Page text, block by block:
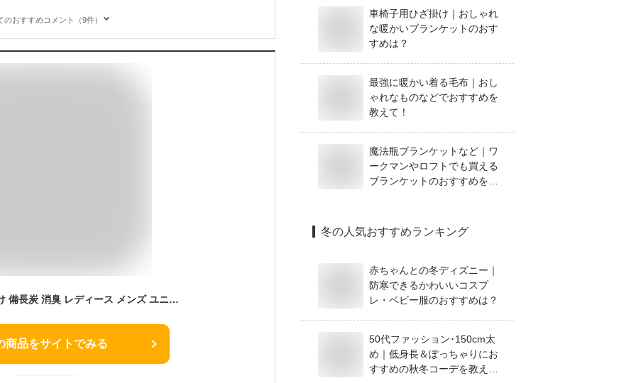
のおすすめコメント（9件）
ブランケット ひざ掛け 備長炭 消臭 レディース メンズ ユニセックス 保温 おしゃれ シンプル 北欧 テレワーク 在宅ワーク 2サイズ 静電気 ギフト プレゼント 誕生日 送料無料 【aso】
商品をサイトでみる
車椅子用ひざ掛け｜おしゃれ
な暖かいブランケットのおす
すめは？
最強に暖かい着る毛布｜おし
ゃれなものなどでおすすめを
教えて！
魔法瓶ブランケットなど｜ワ
ークマンやロフトでも買える
ブランケットのおすすめを教
冬の人気おすすめランキング
赤ちゃんとの冬ディズニー｜
防寒できるかわいいコスプ
レ・ベビー服のおすすめは？
50代ファッション･150cm太
め｜低身長＆ぽっちゃりにお
すすめの秋冬コーデを教えて